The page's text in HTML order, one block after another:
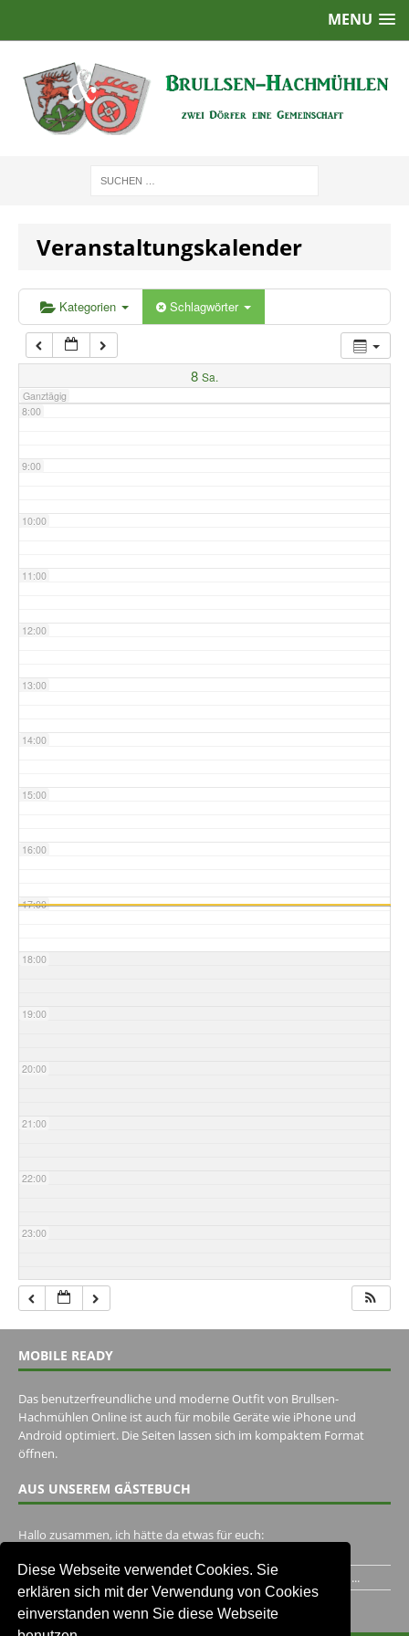
Diese Webseite verwendet Cookies. Sie
erklären sich mit der Verwendung von Cookies
einverstanden wenn Sie diese Webseite
MENU
Veranstaltungskalender
Kategorien Schlagwörter
8 Sa.
Ganztägig
2:00
5:00
6:00
7:00
8:00
9:00
10:00
11:00
12:00
13:00
14:00
15:00
16:00
17:00
18:00
19:00
20:00
21:00
22:00
23:00
MOBILE READY
Das benutzerfreundliche und moderne Outfit von Brullsen-
Hachmühlen Online ist auch für mobile Geräte wie iPhone und
Android optimiert. Die Seiten lassen sich im kompaktem Format
öffnen.
AUS UNSEREM GÄSTEBUCH
Hallo zusammen, ich hätte da etwas für euch:
Ich habe ein Jahr im Gasthaus Hugo Pape verbracht..Habe ihn...
Unser Gästebuch besuchen